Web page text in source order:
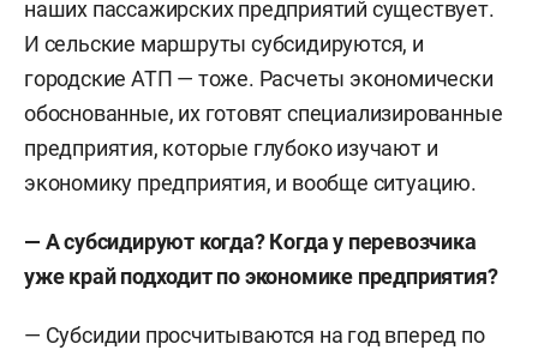
наших пассажирских предприятий существует.
И сельские маршруты субсидируются, и
городские АТП — тоже. Расчеты экономически
обоснованные, их готовят специализированные
предприятия, которые глубоко изучают и
экономику предприятия, и вообще ситуацию.
— А субсидируют когда? Когда у перевозчика
уже край подходит по экономике предприятия?
— Субсидии просчитываются на год вперед по